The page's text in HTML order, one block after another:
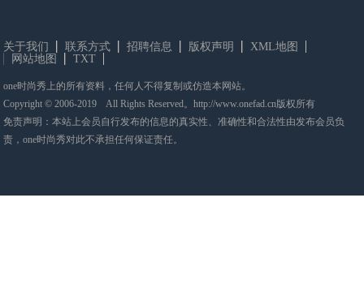
关于我们 联系方式 招聘信息 版权声明
XML地图
网站地图
TXT
one时尚秀上的所有资料，任何人不得复制或仿造本网站。
Copyright © 2006-2019 All Rights Reserved。http://www.onefad.cn版权所有
免责声明：本站上会员自行发布的信息的真实性、准确性和合法性由发布会员负
责，one时尚秀对此不承担任何保证责任。